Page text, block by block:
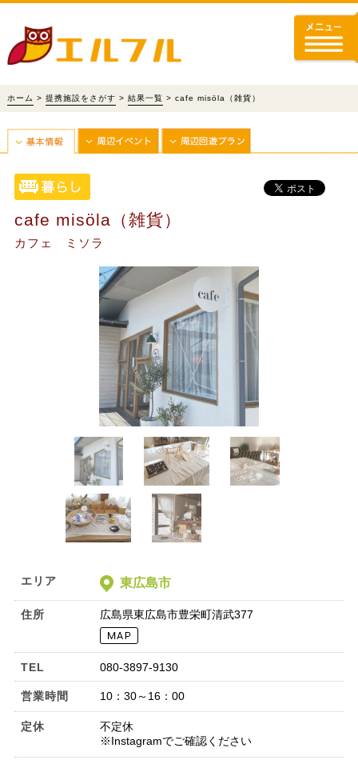
ホーム > 提携施設をさがす > 結果一覧 > cafe misöla（雑貨）
cafe misöla（雑貨）
カフェ ミソラ
エリア 東広島市
住所 広島県東広島市豊栄町清武377
TEL 080-3897-9130
営業時間 10：30～16：00
定休
不定休
※Instagramでご確認ください